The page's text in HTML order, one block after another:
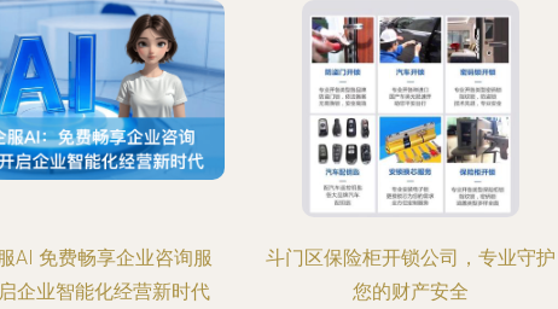
AI 免费畅享企业咨询服
企业智能化经营新时代
斗门区保险柜开锁公司，专业守护
您的财产安全